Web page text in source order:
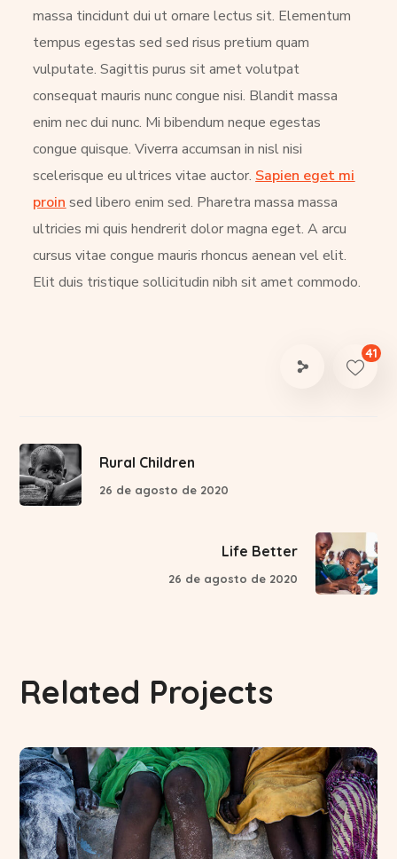
massa tincidunt dui ut ornare lectus sit. Elementum
tempus egestas sed sed risus pretium quam
vulputate. Sagittis purus sit amet volutpat
consequat mauris nunc congue nisi. Blandit massa
enim nec dui nunc. Mi bibendum neque egestas
congue quisque. Viverra accumsan in nisl nisi
scelerisque eu ultrices vitae auctor. Sapien eget mi
proin sed libero enim sed. Pharetra massa massa
ultricies mi quis hendrerit dolor magna eget. A arcu
cursus vitae congue mauris rhoncus aenean vel elit.
Elit duis tristique sollicitudin nibh sit amet commodo.
41
Rural Children
26 de agosto de 2020
Life Better
26 de agosto de 2020
Related Projects